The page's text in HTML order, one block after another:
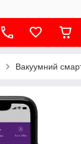
Вакуумний